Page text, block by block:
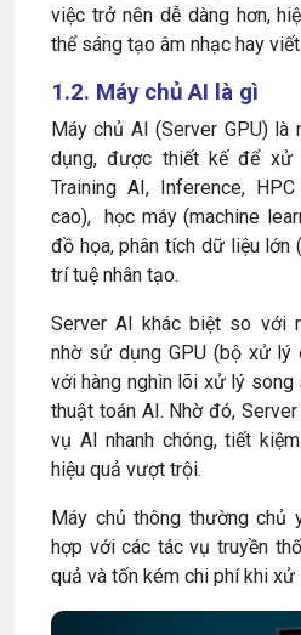
việc trở nên dễ dàng hơn,
thể sáng tạo âm nhạc hay
1.2. Máy chủ AI là gì
Máy chủ AI (Server GPU) là
dụng, được thiết kế để
Training AI, Inference,
cao), học máy (machine
đồ họa, phân tích dữ liệu lớn
trí tuệ nhân tạo.
Server AI khác biệt so với
nhờ sử dụng GPU (bộ xử lý
với hàng nghìn lõi xử lý
thuật toán AI. Nhờ đó,
vụ AI nhanh chóng, tiết
hiệu quả vượt trội.
Máy chủ thông thường chủ
hợp với các tác vụ truyền
quả và tốn kém chi phí khi xử